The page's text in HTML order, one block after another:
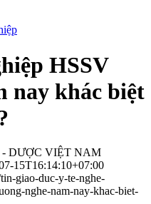
HSSV
nay khác biệt
- DƯỢC VIỆT NAM
15T16:14:10+07:00
giao-duc-y-te-nghe-
nghe-nam-nay-khac-biet-